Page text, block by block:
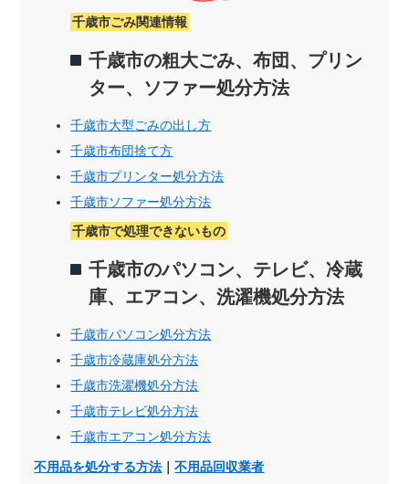
千歳市ごみ関連情報
千歳市の粗大ごみ、布団、プリン
ター、ソファー処分方法
千歳市大型ごみの出し方
千歳市布団捨て方
千歳市プリンター処分方法
千歳市ソファー処分方法
千歳市で処理できないもの
千歳市のパソコン、テレビ、冷蔵
庫、エアコン、洗濯機処分方法
千歳市パソコン処分方法
千歳市冷蔵庫処分方法
千歳市洗濯機処分方法
千歳市テレビ処分方法
千歳市エアコン処分方法
不用品を処分する方法 ｜不用品回収業者